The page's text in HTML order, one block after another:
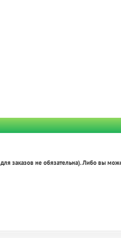
для заказов не обязательна). Либо вы